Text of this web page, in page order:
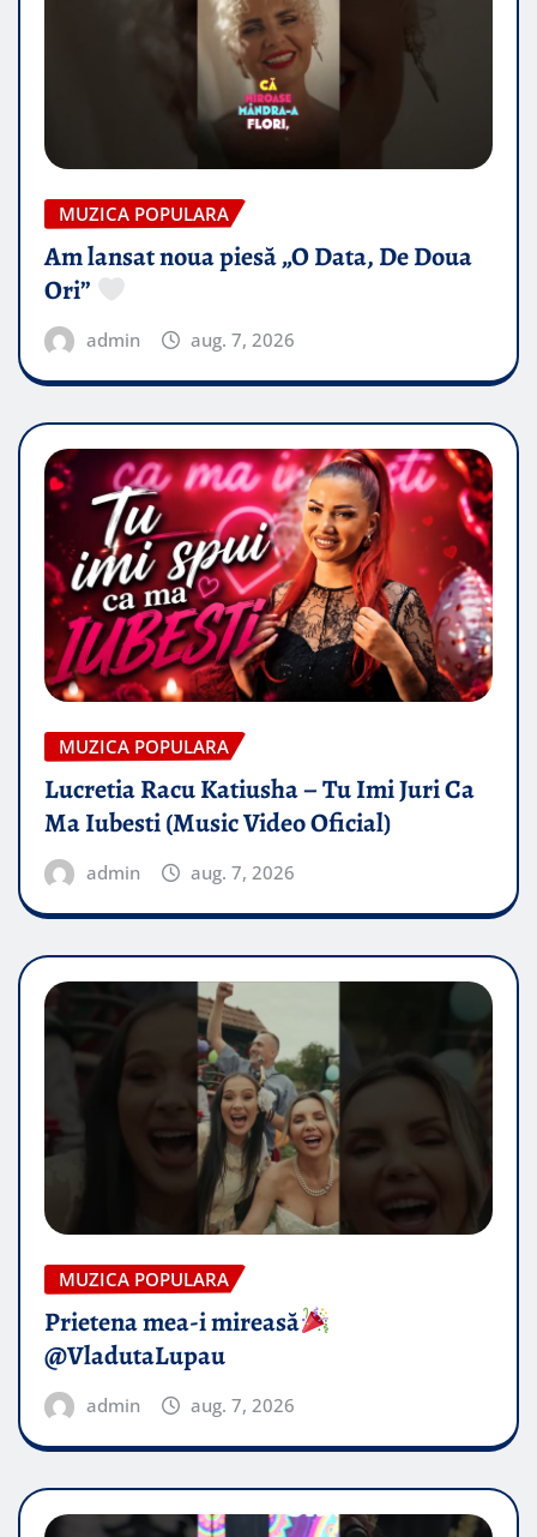
MUZICA POPULARA
Am lansat noua piesă „O Data, De Doua
Ori”
admin aug. 7, 2026
MUZICA POPULARA
Lucretia Racu Katiusha – Tu Imi Juri Ca
Ma Iubesti (Music Video Oficial)
admin aug. 7, 2026
MUZICA POPULARA
Prietena mea-i mireasă​
@VladutaLupau
admin aug. 7, 2026